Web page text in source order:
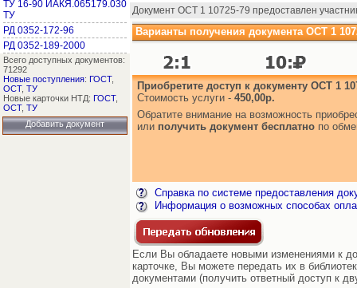
ТУ 16-90 ИАКЯ.065179.030
ТУ
РД 0352-172-96
РД 0352-189-2000
Всего доступных документов:
71292
Новые поступления: ГОСТ,
ОСТ, ТУ
Новые карточки НТД: ГОСТ,
ОСТ, ТУ
Добавить документ
Документ ОСТ 1 10725-79 предоставлен
Варианты получения документа ОСТ 1
Приобретите доступ к документу ОСТ 1
Стоимость услуги - 450,00р.
Обратите внимание на возможность
или получить документ бесплатно по
Справка по системе предоставления
Информация о возможных способах
Если Вы обладаете новыми изменениями к
карточке, Вы можете передать их в
документами (получить ответный доступ к